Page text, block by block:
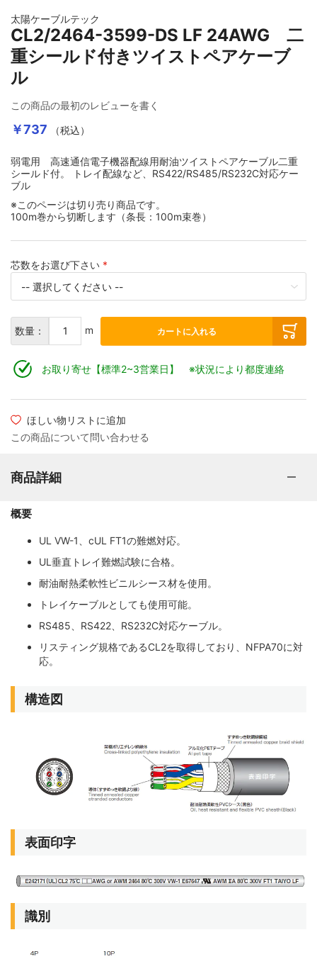
太陽ケーブルテック
CL2/2464-3599-DS LF 24AWG 二
重シールド付きツイストペアケーブ
ル
この商品の最初のレビューを書く
￥737 （税込）
弱電用 高速通信電子機器配線用耐油ツイストペアケーブル二重
シールド付。 トレイ配線など、RS422/RS485/RS232C対応ケー
ブル
※このページは切り売り商品です。
100m巻から切断します（条長：100m束巻）
芯数をお選び下さい
数量： m カートに入れる
お取り寄せ【標準2~3営業日】 ※状況により都度連絡
ほしい物リストに追加
この商品について問い合わせる
商品詳細
概要
UL VW-1、cUL FT1の難燃対応。
UL垂直トレイ難燃試験に合格。
耐油耐熱柔軟性ビニルシース材を使用。
トレイケーブルとしても使用可能。
RS485、RS422、RS232C対応ケーブル。
リスティング規格であるCL2を取得しており、NFPA70に対
応。
構造図
表面印字
識別